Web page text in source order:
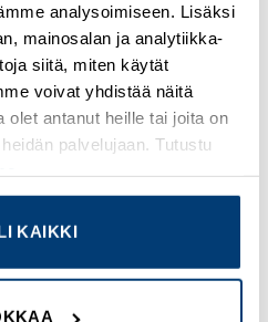
analysoimiseen. Lisäksi
mainosalan ja analytiikka-
siitä, miten käytät
voivat yhdistää näitä
olet antanut heille tai joita on
palvelujaan. Tutustu
KAIKKI